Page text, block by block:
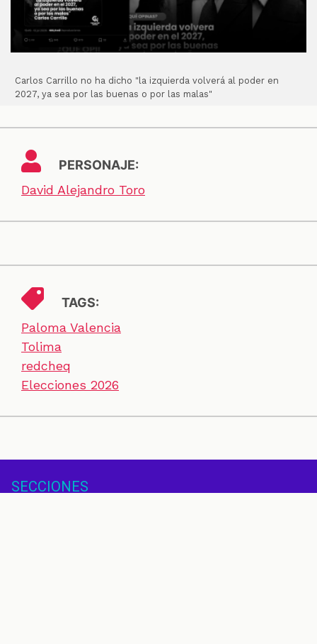
Carlos Carrillo no ha dicho "la izquierda volverá al poder en
2027, ya sea por las buenas o por las malas"
PERSONAJE:
David Alejandro Toro
TAGS:
Paloma Valencia
Tolima
redcheq
Elecciones 2026
SECCIONES